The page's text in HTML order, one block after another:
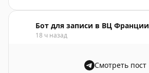
Бот для записи в ВЦ Франции
18 ч назад
Смотреть пост